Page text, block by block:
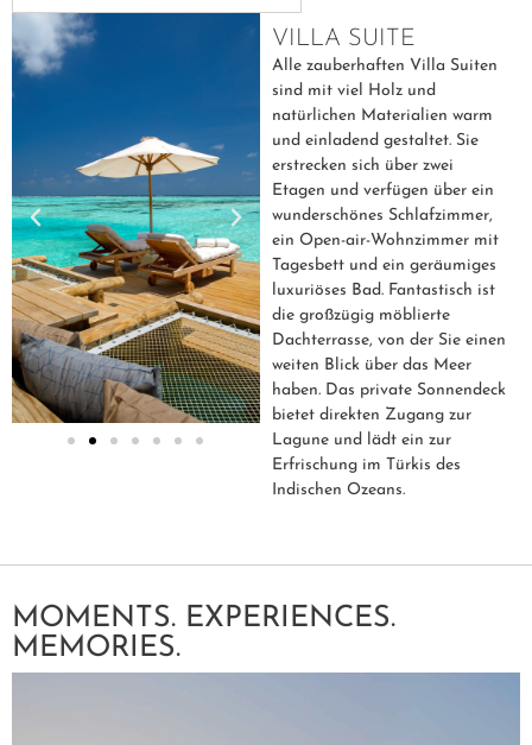
VILLA SUITE
Alle zauberhaften Villa Suiten
sind mit viel Holz und
natürlichen Materialien warm
und einladend gestaltet. Sie
erstrecken sich über zwei
Etagen und verfügen über ein
wunderschönes Schlafzimmer,
ein Open-air-Wohnzimmer mit
Tagesbett und ein geräumiges
luxuriöses Bad. Fantastisch ist
die großzügig möblierte
Dachterrasse, von der Sie einen
weiten Blick über das Meer
haben. Das private Sonnendeck
bietet direkten Zugang zur
Lagune und lädt ein zur
Erfrischung im Türkis des
Indischen Ozeans.
MOMENTS. EXPERIENCES.
MEMORIES.